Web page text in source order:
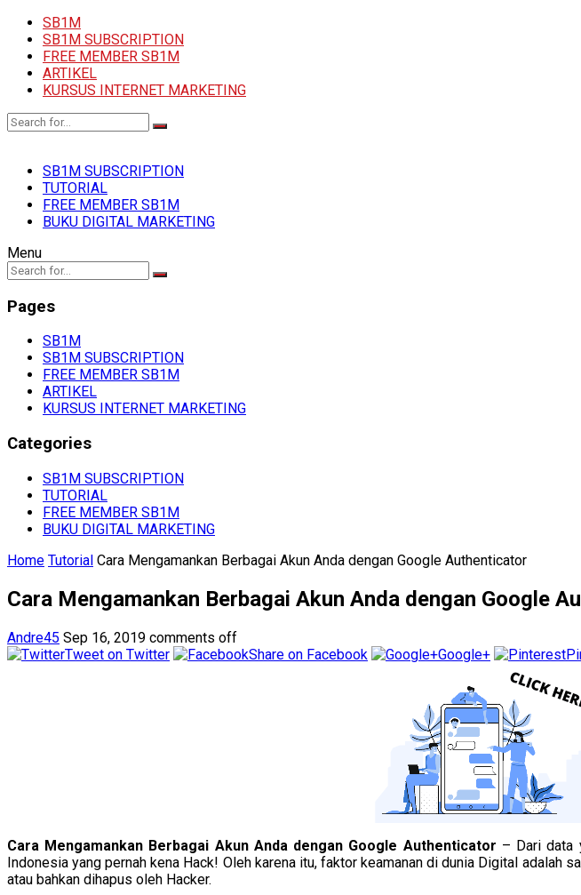
SB1M
SB1M SUBSCRIPTION
FREE MEMBER SB1M
ARTIKEL
KURSUS INTERNET MARKETING
SB1M SUBSCRIPTION
TUTORIAL
FREE MEMBER SB1M
BUKU DIGITAL MARKETING
Menu
Pages
SB1M
SB1M SUBSCRIPTION
FREE MEMBER SB1M
ARTIKEL
KURSUS INTERNET MARKETING
Categories
SB1M SUBSCRIPTION
TUTORIAL
FREE MEMBER SB1M
BUKU DIGITAL MARKETING
Home Tutorial Cara Mengamankan Berbagai Akun Anda dengan Google Authenticator
Cara Mengamankan Berbagai Akun Anda dengan Google
Andre45 Sep 16, 2019 comments off
Tweet on Twitter
Share on Facebook Google+
Cara Mengamankan Berbagai Akun Anda dengan Google Authenticator – Dari data
Indonesia yang pernah kena Hack! Oleh karena itu, faktor keamanan di dunia Digital adalah
atau bahkan dihapus oleh Hacker.